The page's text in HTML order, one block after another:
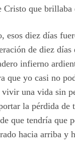
Cristo que brillaba
esos diez días
de diez
infierno
que yo casi no
una vida sin
la pérdida de
que tendría que
hacia arriba y